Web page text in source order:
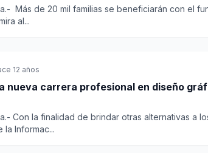
Más de 20 mil familias se beneficiarán con el
al...
12 años
nueva carrera profesional en diseño
Con la finalidad de brindar otras alternativas a
la Informac...